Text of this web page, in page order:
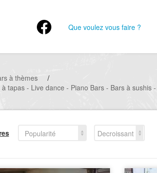
Que voulez vous faire ?
à thèmes
/
tapas - Live dance - Piano Bars - Bars à sushis
Popularité
Decroissant